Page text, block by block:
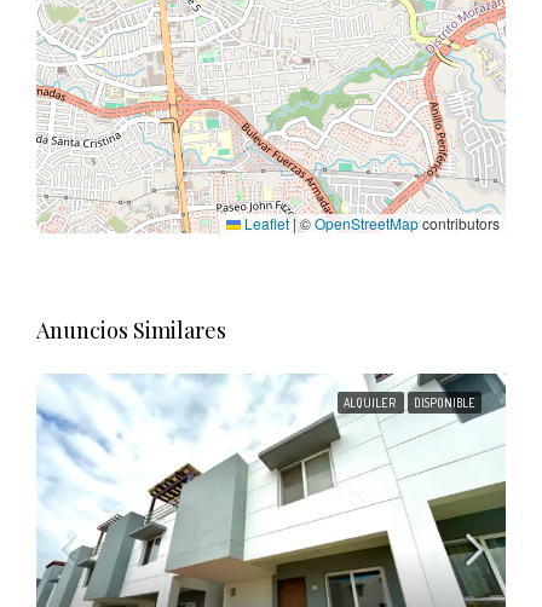
Leaflet|©OpenStreetMapcontributors
Anuncios Similares
ALQUILER DISPONIBLE